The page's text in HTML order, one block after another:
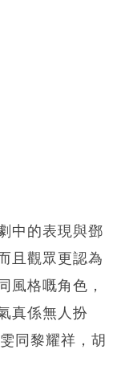
中的表現與鄧
且觀眾更認為
風格嘅角色，
真係無人扮
同黎耀祥，胡